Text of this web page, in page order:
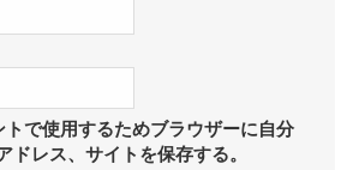
トで使用するためブラウザーに自分
ドレス、サイトを保存する。